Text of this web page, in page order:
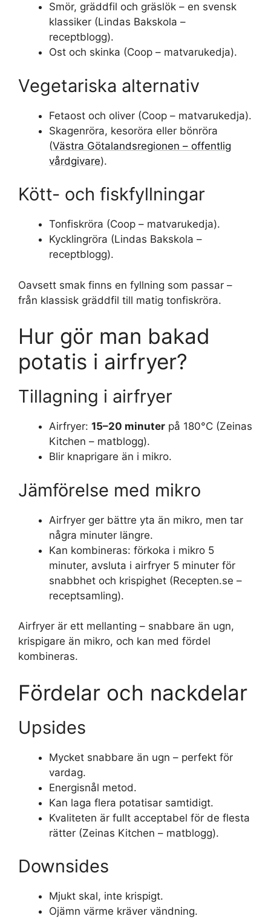
Smör, gräddfil och gräslök – en svensk
klassiker (Lindas Bakskola –
receptblogg).
Ost och skinka (Coop – matvarukedja).
Vegetariska alternativ
Fetaost och oliver (Coop – matvarukedja).
Skagenröra, kesoröra eller bönröra
(Västra Götalandsregionen – offentlig
vårdgivare).
Kött- och fiskfyllningar
Tonfiskröra (Coop – matvarukedja).
Kycklingröra (Lindas Bakskola –
receptblogg).
Oavsett smak finns en fyllning som passar –
från klassisk gräddfil till matig tonfiskröra.
Hur gör man bakad
potatis i airfryer?
Tillagning i airfryer
Airfryer: 15–20 minuter på 180°C (Zeinas
Kitchen – matblogg).
Blir knaprigare än i mikro.
Jämförelse med mikro
Airfryer ger bättre yta än mikro, men tar
några minuter längre.
Kan kombineras: förkoka i mikro 5
minuter, avsluta i airfryer 5 minuter för
snabbhet och krispighet (Recepten.se –
receptsamling).
Airfryer är ett mellanting – snabbare än ugn,
krispigare än mikro, och kan med fördel
kombineras.
Fördelar och nackdelar
Upsides
Mycket snabbare än ugn – perfekt för
vardag.
Energisnål metod.
Kan laga flera potatisar samtidigt.
Kvaliteten är fullt acceptabel för de flesta
rätter (Zeinas Kitchen – matblogg).
Downsides
Mjukt skal, inte krispigt.
Ojämn värme kräver vändning.